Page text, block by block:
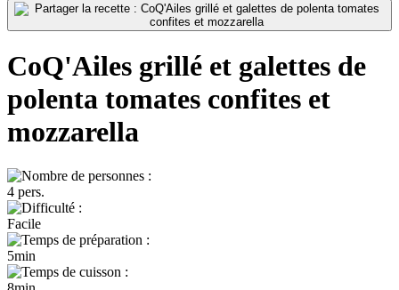
CoQ'Ailes grillé et galettes de
polenta tomates confites et
mozzarella
4 pers.
Facile
5min